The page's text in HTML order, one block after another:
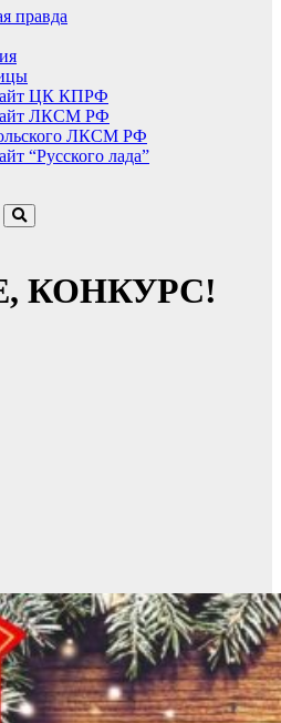
правда
ЦК КПРФ
ЛКСМ РФ
ЛКСМ РФ
“Русского лада”
КОНКУРС!